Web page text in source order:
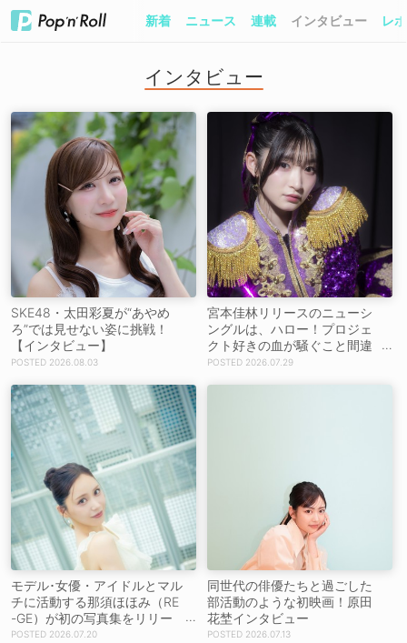
新着 ニュース 連載 インタビュー レ
インタビュー
SKE48・太田彩夏が“あやめ
ろ”では見せない姿に挑戦！
【インタビュー】
2026.08.03
宮本佳林リリースのニューシ
ングルは、ハロー！プロジェ
クト好きの血が騒ぐこと間違
いなし！【インタビュー】
2026.07.29
モデル･女優・アイドルとマル
チに活動する那須ほほみ（RE
-GE）が初の写真集をリリー
ス【インタビュー】
2026.07.20
同世代の俳優たちと過ごした
部活動のような初映画！原田
花埜インタビュー
2026.07.13